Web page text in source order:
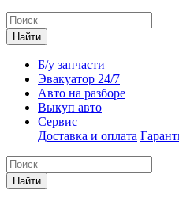
Найти
Б/у запчасти
Эвакуатор 24/7
Авто на разборе
Выкуп авто
Сервис
Доставка и оплата
Найти